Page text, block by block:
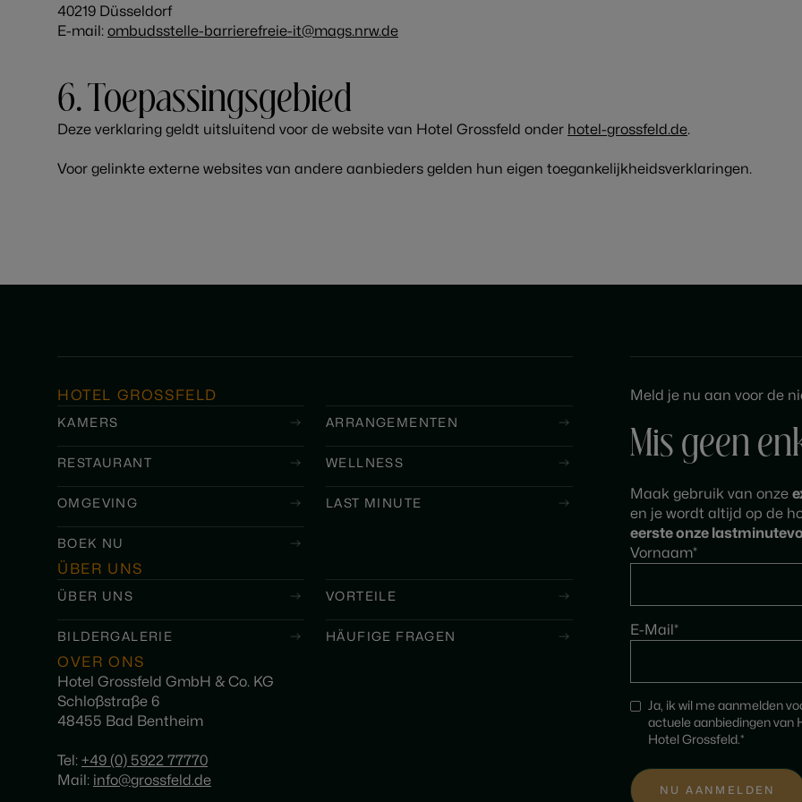
40219 Düsseldorf
E-mail: ombudsstelle-barrierefreie-it@mags.nrw.de
6. Toepassingsgebied
Deze verklaring geldt uitsluitend voor de website van Hotel Grossfeld onder hotel-grossfeld.de.
Voor gelinkte externe websites van andere aanbieders gelden hun eigen toegankelijkheidsverklaringen.
HOTEL GROSSFELD
KAMERS ARRANGEMENTEN
RESTAURANT WELLNESS
OMGEVING LAST MINUTE
BOEK NU
ÜBER UNS
ÜBER UNS VORTEILE
BILDERGALERIE HÄUFIGE FRAGEN
OVER ONS
Hotel Grossfeld GmbH & Co. KG
Schloßstraße 6
48455 Bad Bentheim
Tel: +49 (0) 5922 77770
Mail: info@grossfeld.de
Meld je nu aan voor de
Mis geen
Maak gebruik van onze
en je wordt altijd op de
eerste onze
Vornaam*
E-Mail*
Ja, ik wil me aanmelden
actuele aanbiedingen van
Hotel Grossfeld.*